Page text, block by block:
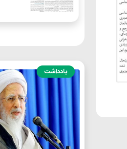
یادداشت